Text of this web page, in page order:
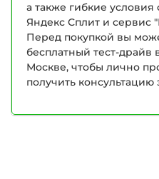
а также гибкие
Яндекс Сплит и сервис
Перед покупкой вы
бесплатный тест-драйв
Москве, чтобы лично
получить консультацию